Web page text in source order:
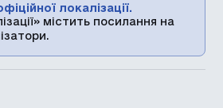
локалізації.
містить посилання на